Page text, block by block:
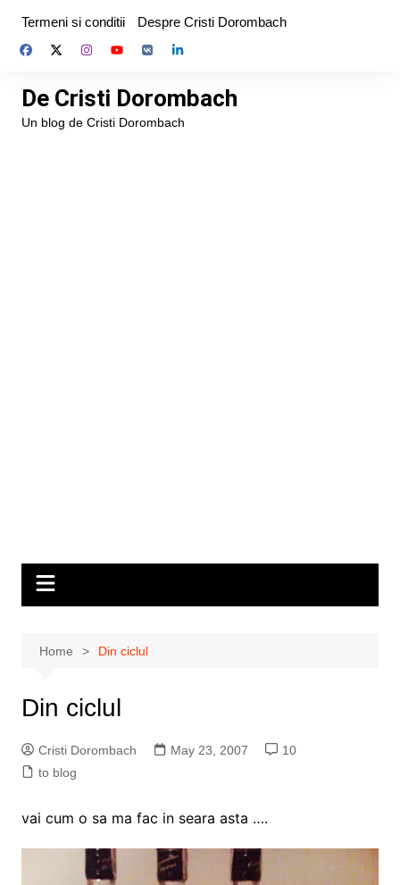
content
Termeni si conditii Despre Cristi Dorombach
De Cristi Dorombach
Un blog de Cristi Dorombach
Home Din ciclul
Din ciclul
Cristi Dorombach May 23, 2007
10
to blog
vai cum o sa ma fac in seara asta ….